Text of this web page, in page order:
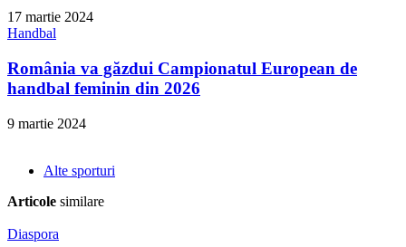
17 martie 2024
Handbal
România va găzdui Campionatul European de
handbal feminin din 2026
9 martie 2024
Alte sporturi
Articole similare
Diaspora